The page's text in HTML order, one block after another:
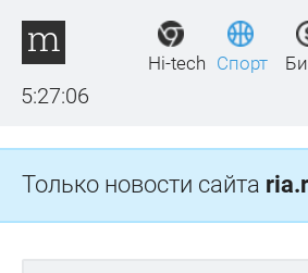
5:27:06
Hi-tech Спорт Бизнес
Только новости сайта